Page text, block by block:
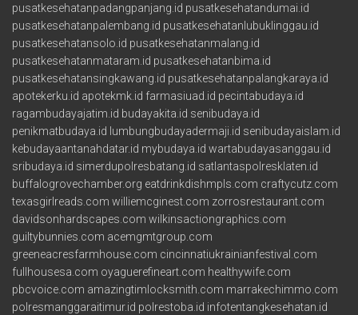
pusatkesehatanpadangpanjang.id pusatkesehatandumai.id
pusatkesehatanpalembang.id pusatkesehatanlubuklinggau.id
pusatkesehatansolo.id pusatkesehatanmalang.id
pusatkesehatanmataram.id pusatkesehatanbima.id
pusatkesehatansingkawang.id pusatkesehatanpalangkaraya.id
apotekerku.id apotekmk.id farmasiuad.id pecintabudaya.id
ragambudayajatim.id budayakita.id senibudaya.id
penikmatbudaya.id lumbungbudayadermaji.id senibudayaislam.id
kebudayaantanahdatar.id mybudaya.id wartabudayasanggau.id
sribudaya.id simerdupolresbatang.id satlantaspolresklaten.id
buffalogrovechamber.org eatdrinkdishmpls.com craftycutz.com
texasgirlreads.com williemcginest.com zorrosrestaurant.com
davidsonhardscapes.com wilkinsactiongraphics.com
guiltybunnies.com acemgmtgroup.com
greeneacresfarmhouse.com cincinnatiukrainianfestival.com
fullhousesa.com oyaguerefineart.com healthywife.com
pbcvoice.com amazingtimlocksmith.com marrakechimmo.com
polresmanggaraitimur.id polrestoba.id infotentangkesehatan.id